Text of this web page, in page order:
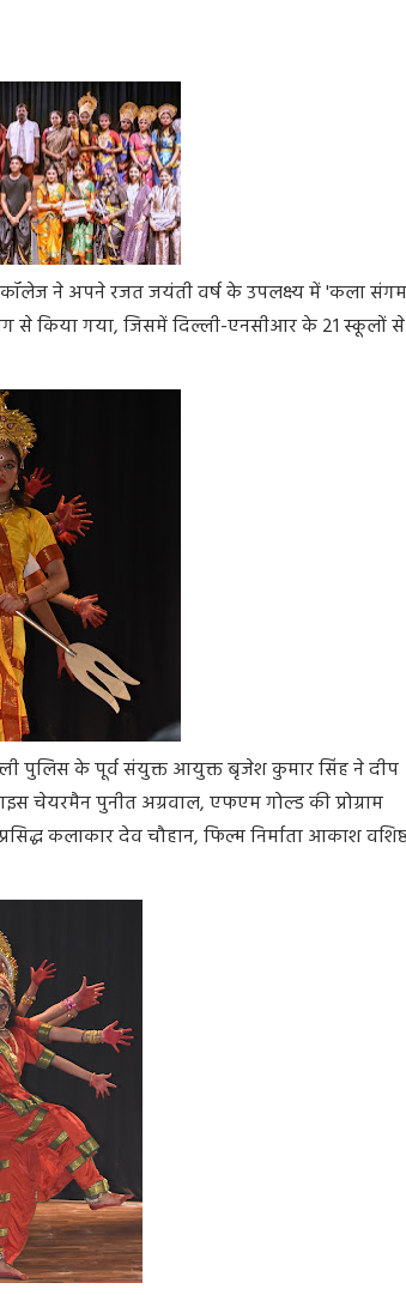
कॉलेज ने अपने रजत जयंती वर्ष के उपलक्ष्य में 'कला
किया गया, जिसमें दिल्ली-एनसीआर के 21 स्कूलों से
पुलिस के पूर्व संयुक्त आयुक्त बृजेश कुमार सिंह ने दीप
चेयरमैन पुनीत अग्रवाल, एफएम गोल्ड की प्रोग्राम
कलाकार देव चौहान, फिल्म निर्माता आकाश